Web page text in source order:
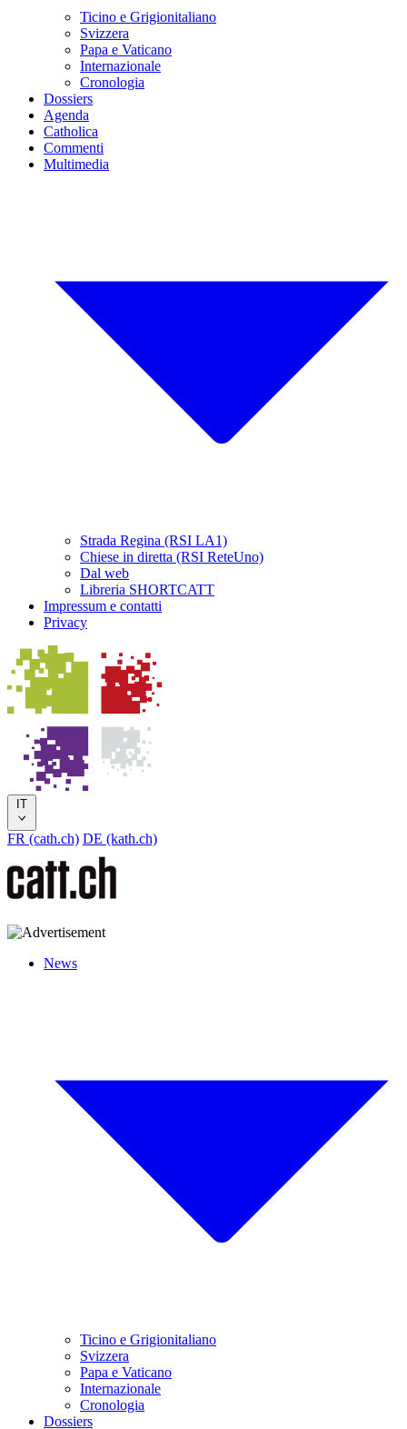
Ticino e Grigionitaliano
Svizzera
Papa e Vaticano
Internazionale
Cronologia
Dossiers
Agenda
Catholica
Commenti
Multimedia
Strada Regina (RSI LA1)
Chiese in diretta (RSI ReteUno)
Dal web
Libreria SHORTCATT
Impressum e contatti
Privacy
IT
FR (cath.ch) DE (kath.ch)
News
Ticino e Grigionitaliano
Svizzera
Papa e Vaticano
Internazionale
Cronologia
Dossiers